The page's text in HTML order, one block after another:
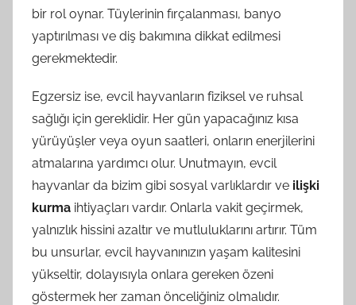
bir rol oynar. Tüylerinin fırçalanması, banyo
yaptırılması ve diş bakımına dikkat edilmesi
gerekmektedir.
Egzersiz ise, evcil hayvanların fiziksel ve ruhsal
sağlığı için gereklidir. Her gün yapacağınız kısa
yürüyüşler veya oyun saatleri, onların enerjilerini
atmalarına yardımcı olur. Unutmayın, evcil
hayvanlar da bizim gibi sosyal varlıklardır ve ilişki
kurma ihtiyaçları vardır. Onlarla vakit geçirmek,
yalnızlık hissini azaltır ve mutluluklarını artırır. Tüm
bu unsurlar, evcil hayvanınızın yaşam kalitesini
yükseltir, dolayısıyla onlara gereken özeni
göstermek her zaman önceliğiniz olmalıdır.